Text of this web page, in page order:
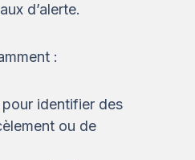
d’alerte.
:
pour identifier des
ou de